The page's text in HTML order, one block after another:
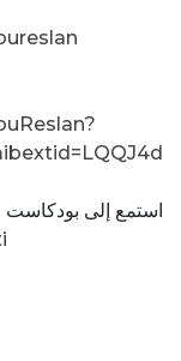
استمع إلى بودكاست